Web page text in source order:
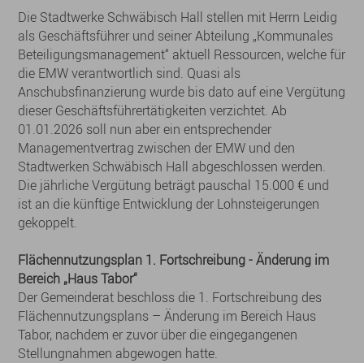
Die Stadtwerke Schwäbisch Hall stellen mit Herrn Leidig
als Geschäftsführer und seiner Abteilung „Kommunales
Beteiligungsmanagement“ aktuell Ressourcen, welche für
die EMW verantwortlich sind. Quasi als
Anschubsfinanzierung wurde bis dato auf eine Vergütung
dieser Geschäftsführertätigkeiten verzichtet. Ab
01.01.2026 soll nun aber ein entsprechender
Managementvertrag zwischen der EMW und den
Stadtwerken Schwäbisch Hall abgeschlossen werden.
Die jährliche Vergütung beträgt pauschal 15.000 € und
ist an die künftige Entwicklung der Lohnsteigerungen
gekoppelt.
Flächennutzungsplan 1. Fortschreibung - Änderung im
Bereich „Haus Tabor“
Der Gemeinderat beschloss die 1. Fortschreibung des
Flächennutzungsplans – Änderung im Bereich Haus
Tabor, nachdem er zuvor über die eingegangenen
Stellungnahmen abgewogen hatte.